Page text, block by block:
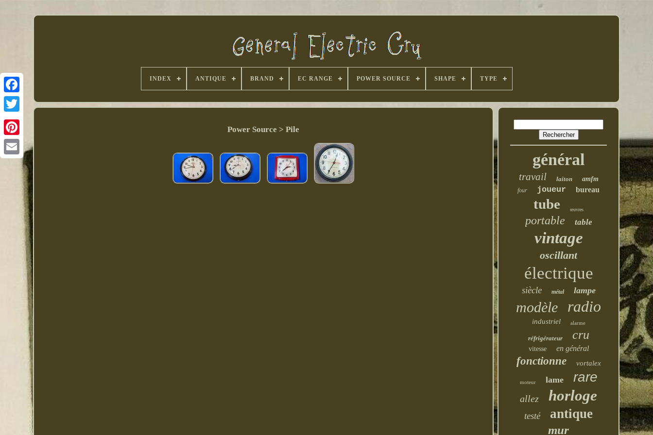
INDEX ANTIQUE BRAND EC RANGE POWER SOURCE SHAPE TYPE
Power Source > Pile
général
travail laiton amfm
four joueur bureau
tube œuvres
portable table
vintage
oscillant
électrique
siècle métal lampe
modèle radio
industriel alarme
réfrigérateur cru
vitesse en général
fonctionne vortalex
moteur lame rare
allez horloge
testé antique
mur